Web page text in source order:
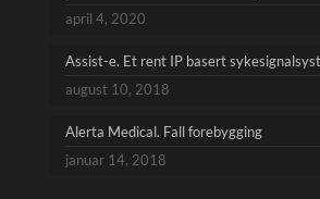
april 4, 2020
Assist-e. Et rent IP basert
august 10, 2018
Alerta Medical. Fall forebygging
januar 14, 2018